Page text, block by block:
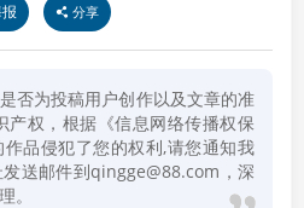
分享
否为投稿用户创作以及文章的准
产权，根据《信息网络传播权保
品侵犯了您的权利,请您通知我
送邮件到qingge@88.com，深
。